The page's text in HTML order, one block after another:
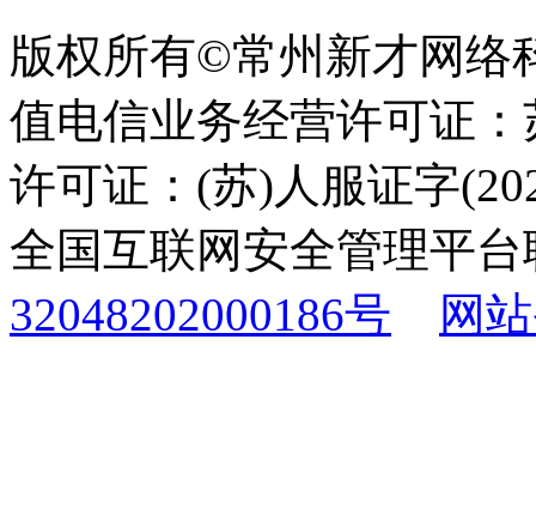
版权所有©常州新才网络
值电信业务经营许可证
许可证：(苏)人服证字
全国互联网安全管理平
32048202000186号
网